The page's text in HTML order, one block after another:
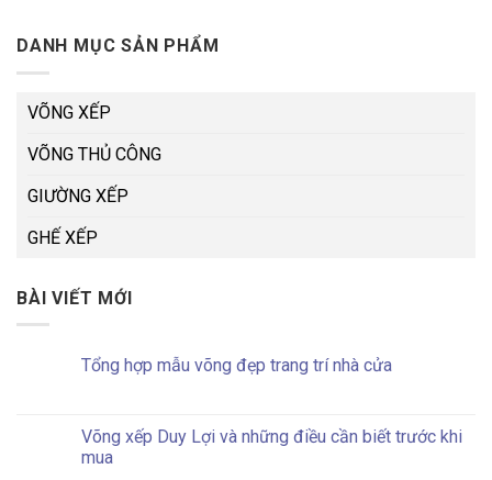
DANH MỤC SẢN PHẨM
VÕNG XẾP
VÕNG THỦ CÔNG
GIƯỜNG XẾP
GHẾ XẾP
BÀI VIẾT MỚI
Tổng hợp mẫu võng đẹp trang trí nhà cửa
Võng xếp Duy Lợi và những điều cần biết trước khi
mua